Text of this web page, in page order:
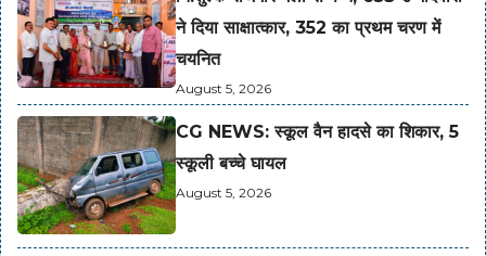
ने दिया साक्षात्कार, 352 का प्रथम चरण में
चयनित
August 5, 2026
CG NEWS: स्कूल वैन हादसे का शिकार, 5
स्कूली बच्चे घायल
August 5, 2026